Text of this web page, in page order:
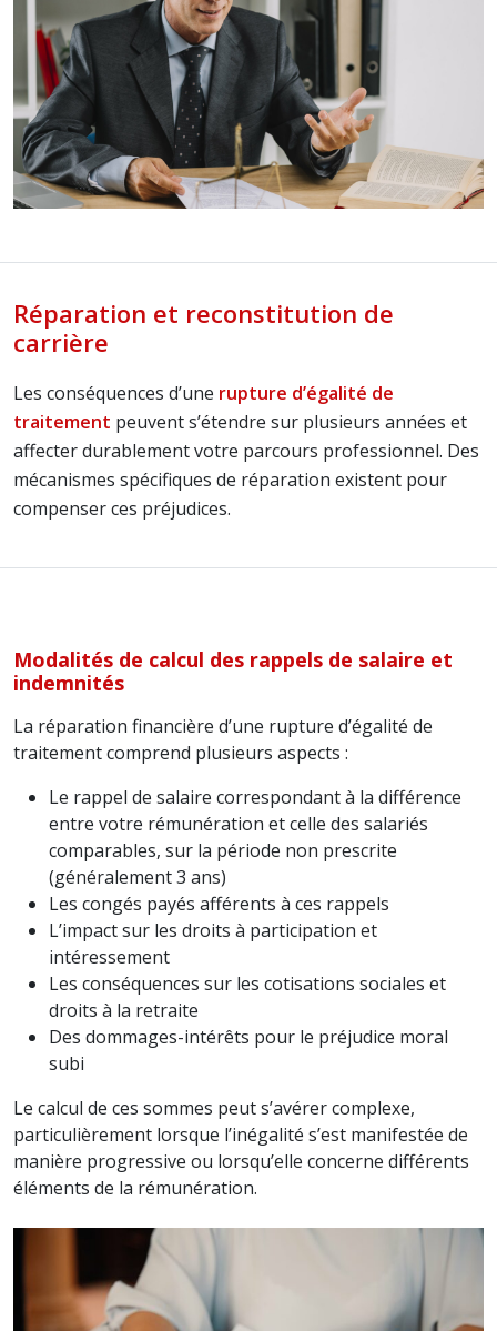
Réparation et reconstitution de
carrière
Les conséquences d’une rupture d’égalité de
traitement peuvent s’étendre sur plusieurs années et
affecter durablement votre parcours professionnel. Des
mécanismes spécifiques de réparation existent pour
compenser ces préjudices.
Modalités de calcul des rappels de salaire et
indemnités
La réparation financière d’une rupture d’égalité de
traitement comprend plusieurs aspects :
Le rappel de salaire correspondant à la différence
entre votre rémunération et celle des salariés
comparables, sur la période non prescrite
(généralement 3 ans)
Les congés payés afférents à ces rappels
L’impact sur les droits à participation et
intéressement
Les conséquences sur les cotisations sociales et
droits à la retraite
Des dommages-intérêts pour le préjudice moral
subi
Le calcul de ces sommes peut s’avérer complexe,
particulièrement lorsque l’inégalité s’est manifestée de
manière progressive ou lorsqu’elle concerne différents
éléments de la rémunération.